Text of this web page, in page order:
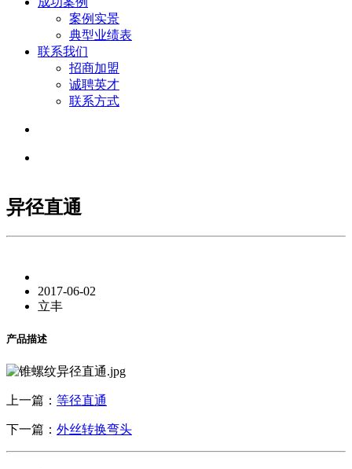
案例实景
典型业绩表
联系我们
招商加盟
诚聘英才
联系方式
异径直通
2017-06-02
立丰
产品描述
上一篇： 等径直通
下一篇： 外丝转换弯头